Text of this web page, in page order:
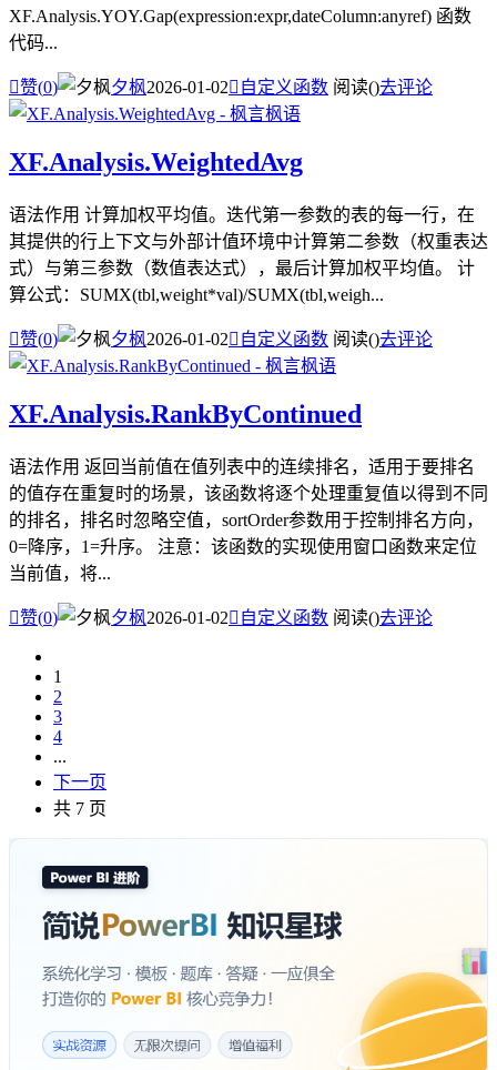
XF.Analysis.YOY.Gap(expression:expr,dateColumn:anyref) 函数
代码...
赞(0) 夕枫2026-01-02 自定义函数 阅读()去评论
XF.Analysis.WeightedAvg
语法作用 计算加权平均值。迭代第一参数的表的每一行，在
其提供的行上下文与外部计值环境中计算第二参数（权重表达
式）与第三参数（数值表达式），最后计算加权平均值。 计
算公式：SUMX(tbl,weight*val)/SUMX(tbl,weigh...
赞(0) 夕枫2026-01-02 自定义函数 阅读()去评论
XF.Analysis.RankByContinued
语法作用 返回当前值在值列表中的连续排名，适用于要排名
的值存在重复时的场景，该函数将逐个处理重复值以得到不同
的排名，排名时忽略空值，sortOrder参数用于控制排名方向，
0=降序，1=升序。 注意：该函数的实现使用窗口函数来定位
当前值，将...
赞(0) 夕枫2026-01-02 自定义函数 阅读()去评论
1
2
3
4
...
下一页
共 7 页